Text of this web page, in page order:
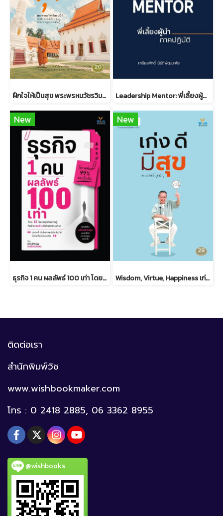
ฝึกใจให้เป็นสุข พระพรหมวัชรวิมลมุนี วิ. (บุญชิต ญาณสํวโร ป.ธ.9) Leadership Mentor: พี่เลี้ยงผู้นำ ภาคปฏิบัติ
New
ธุรกิจ 1 คน ผลลัพธ์ 100 เท่า โดยครูแป๋ว จุฑามาศ อ่อนประดิษฐ
New
Wisdom, Virtue, Happiness เก่ง ดี มีสุข ดร.วรภัทร์ ภู่เจริญ
ติดต่อเรา
สำนักพิมพ์วิช
www.wishbookmaker.com
โทร : 0 2418 2885, 06 3362 8955
@wishbooks